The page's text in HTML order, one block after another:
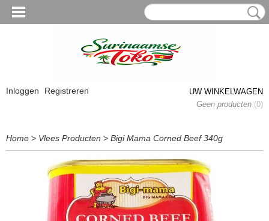
Inloggen Registreren
UW WINKELWAGEN
Geen producten (0)
Home > Vlees Producten > Bigi Mama Corned Beef 340g